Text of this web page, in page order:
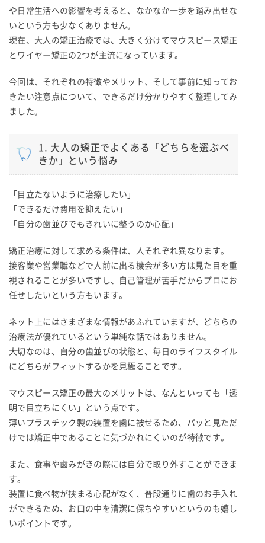
や日常生活への影響を考えると、なかなか一歩を踏み出せな
いという方も少なくありません。
現在、大人の矯正治療では、大きく分けてマウスピース矯正
とワイヤー矯正の2つが主流になっています。
今回は、それぞれの特徴やメリット、そして事前に知ってお
きたい注意点について、できるだけ分かりやすく整理してみ
ました。
1. 大人の矯正でよくある「どちらを選ぶべ
きか」という悩み
「目立たないように治療したい」
「できるだけ費用を抑えたい」
「自分の歯並びでもきれいに整うのか心配」
矯正治療に対して求める条件は、人それぞれ異なります。
接客業や営業職などで人前に出る機会が多い方は見た目を重
視されることが多いですし、自己管理が苦手だからプロにお
任せしたいという方もいます。
ネット上にはさまざまな情報があふれていますが、どちらの
治療法が優れているという単純な話ではありません。
大切なのは、自分の歯並びの状態と、毎日のライフスタイル
にどちらがフィットするかを見極ることです。
マウスピース矯正の最大のメリットは、なんといっても「透
明で目立ちにくい」という点です。
薄いプラスチック製の装置を歯に被せるため、パッと見ただ
けでは矯正中であることに気づかれにくいのが特徴です。
また、食事や歯みがきの際には自分で取り外すことができま
す。
装置に食べ物が挟まる心配がなく、普段通りに歯のお手入れ
ができるため、お口の中を清潔に保ちやすいというのも嬉し
いポイントです。